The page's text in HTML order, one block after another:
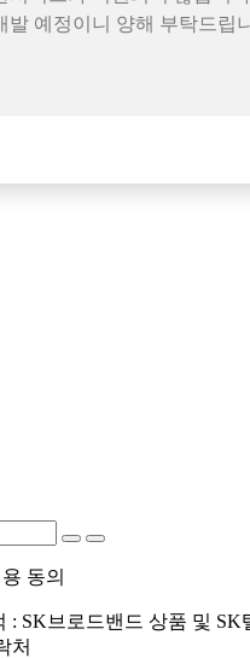
발 예정이니 양해 부탁드립니
동의
: SK브로드밴드 상품 및
처